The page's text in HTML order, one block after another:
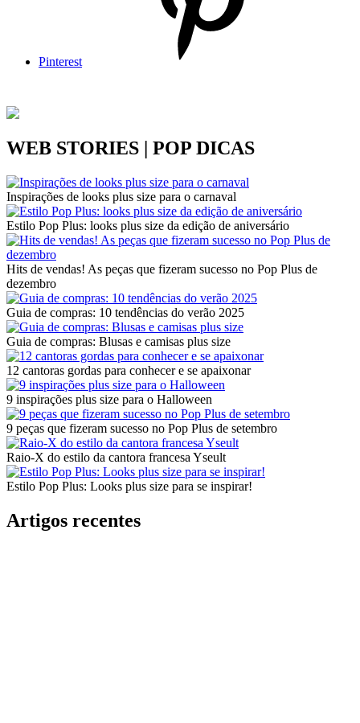
Pinterest
WEB STORIES | POP DICAS
Inspirações de looks plus size para o carnaval
Estilo Pop Plus: looks plus size da edição de aniversário
Hits de vendas! As peças que fizeram sucesso no Pop Plus de
dezembro
Guia de compras: 10 tendências do verão 2025
Guia de compras: Blusas e camisas plus size
12 cantoras gordas para conhecer e se apaixonar
9 inspirações plus size para o Halloween
9 peças que fizeram sucesso no Pop Plus de setembro
Raio-X do estilo da cantora francesa Yseult
Estilo Pop Plus: Looks plus size para se inspirar!
Artigos recentes